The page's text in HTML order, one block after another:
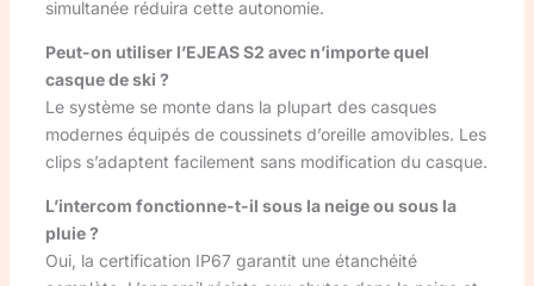
simultanée réduira cette autonomie.
Peut-on utiliser l’EJEAS S2 avec n’importe quel
casque de ski ?
Le système se monte dans la plupart des casques
modernes équipés de coussinets d’oreille amovibles. Les
clips s’adaptent facilement sans modification du casque.
L’intercom fonctionne-t-il sous la neige ou sous la
pluie ?
Oui, la certification IP67 garantit une étanchéité